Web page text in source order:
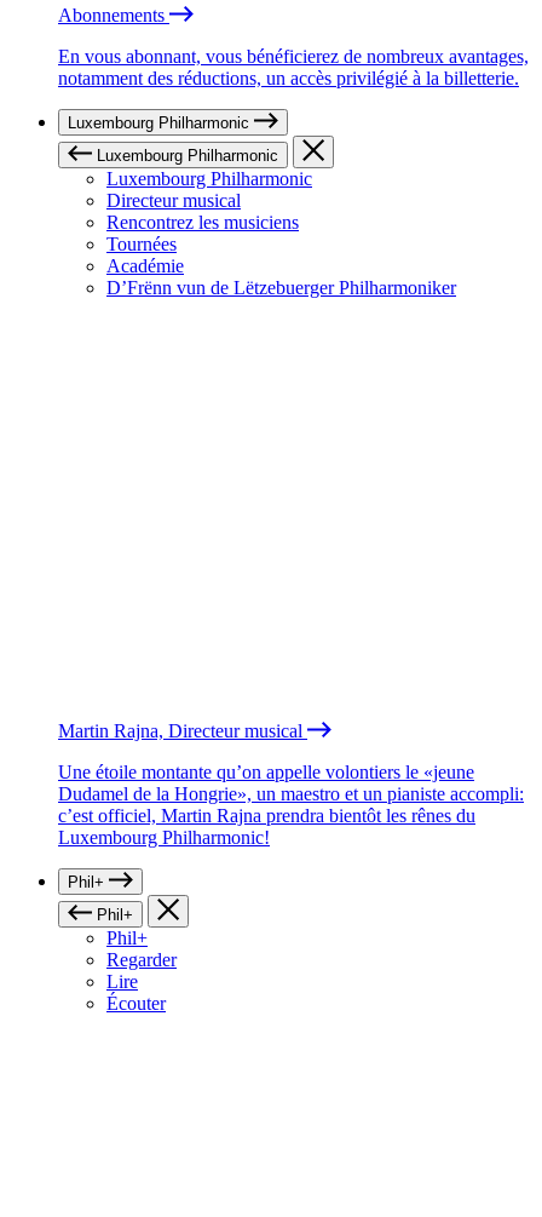
Abonnements
En vous abonnant, vous bénéficierez de nombreux avantages,
notamment des réductions, un accès privilégié à la billetterie.
Luxembourg Philharmonic
Luxembourg Philharmonic
Luxembourg Philharmonic
Directeur musical
Rencontrez les musiciens
Tournées
Académie
D’Frënn vun de Lëtzebuerger Philharmoniker
Martin Rajna, Directeur musical
Une étoile montante qu’on appelle volontiers le «jeune
Dudamel de la Hongrie», un maestro et un pianiste accompli:
c’est officiel, Martin Rajna prendra bientôt les rênes du
Luxembourg Philharmonic!
Phil+
Phil+
Phil+
Regarder
Lire
Écouter